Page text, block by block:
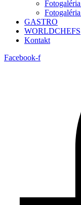
GASTRO
WORLDCHEFS
Kontakt
Facebook-f